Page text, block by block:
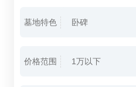
墓地特色 卧碑
价格范围 1万以下